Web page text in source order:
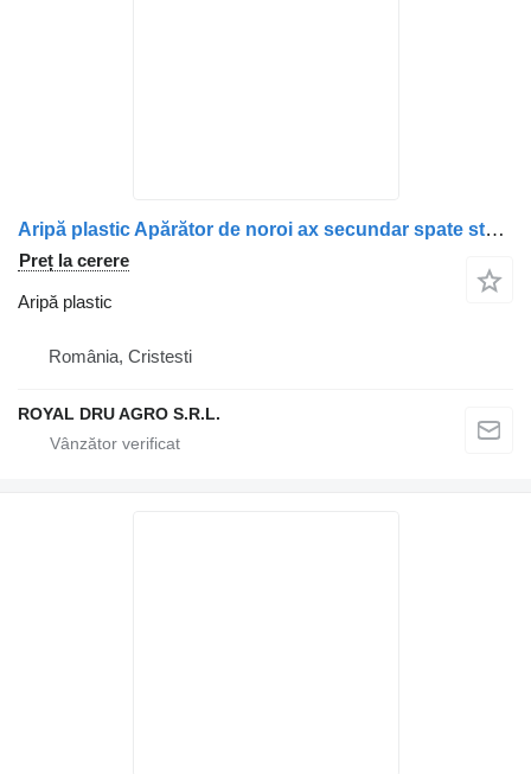
Aripă plastic Apărător de noroi ax secundar spate stânga pentru camion Volvo cu lampă reflectorizantă
Preț la cerere
Aripă plastic
România, Cristesti
ROYAL DRU AGRO S.R.L.